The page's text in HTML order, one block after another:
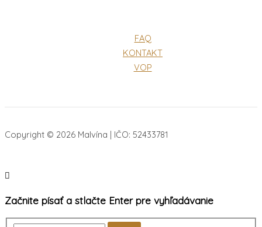
FAQ
KONTAKT
VOP
Copyright © 2026 Malvína | IČO: 52433781
Začnite písať a stlačte Enter pre vyhľadávanie